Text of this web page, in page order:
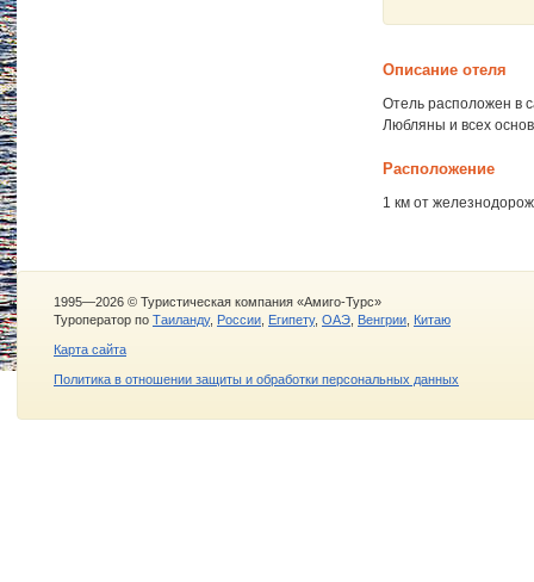
Описание отеля
Отель расположен в
Любляны и всех
Расположение
1 км от
1995—2026 © Туристическая компания «Амиго-Турс»
Туроператор по Таиланду, России Египету, ОАЭ Венгрии Китаю
Карта сайта
Политика в отношении защиты и обработки персональных данных